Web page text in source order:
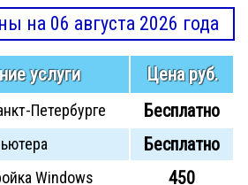
на 06 августа 2026 года
услуги Цена руб.
Петербурге Бесплатно
Бесплатно
Windows 450